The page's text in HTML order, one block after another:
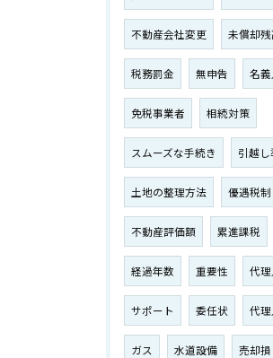
不動産会社変更 未償却残
税務罰金 無申告 名義
免税事業者 相続対策
スムーズな手続き 引越
土地の整理方法 優遇税制
不動産評価額 累進課税
経過年数 重要性 代理
サポート 委任状 代
ガス 水道設備 売却損